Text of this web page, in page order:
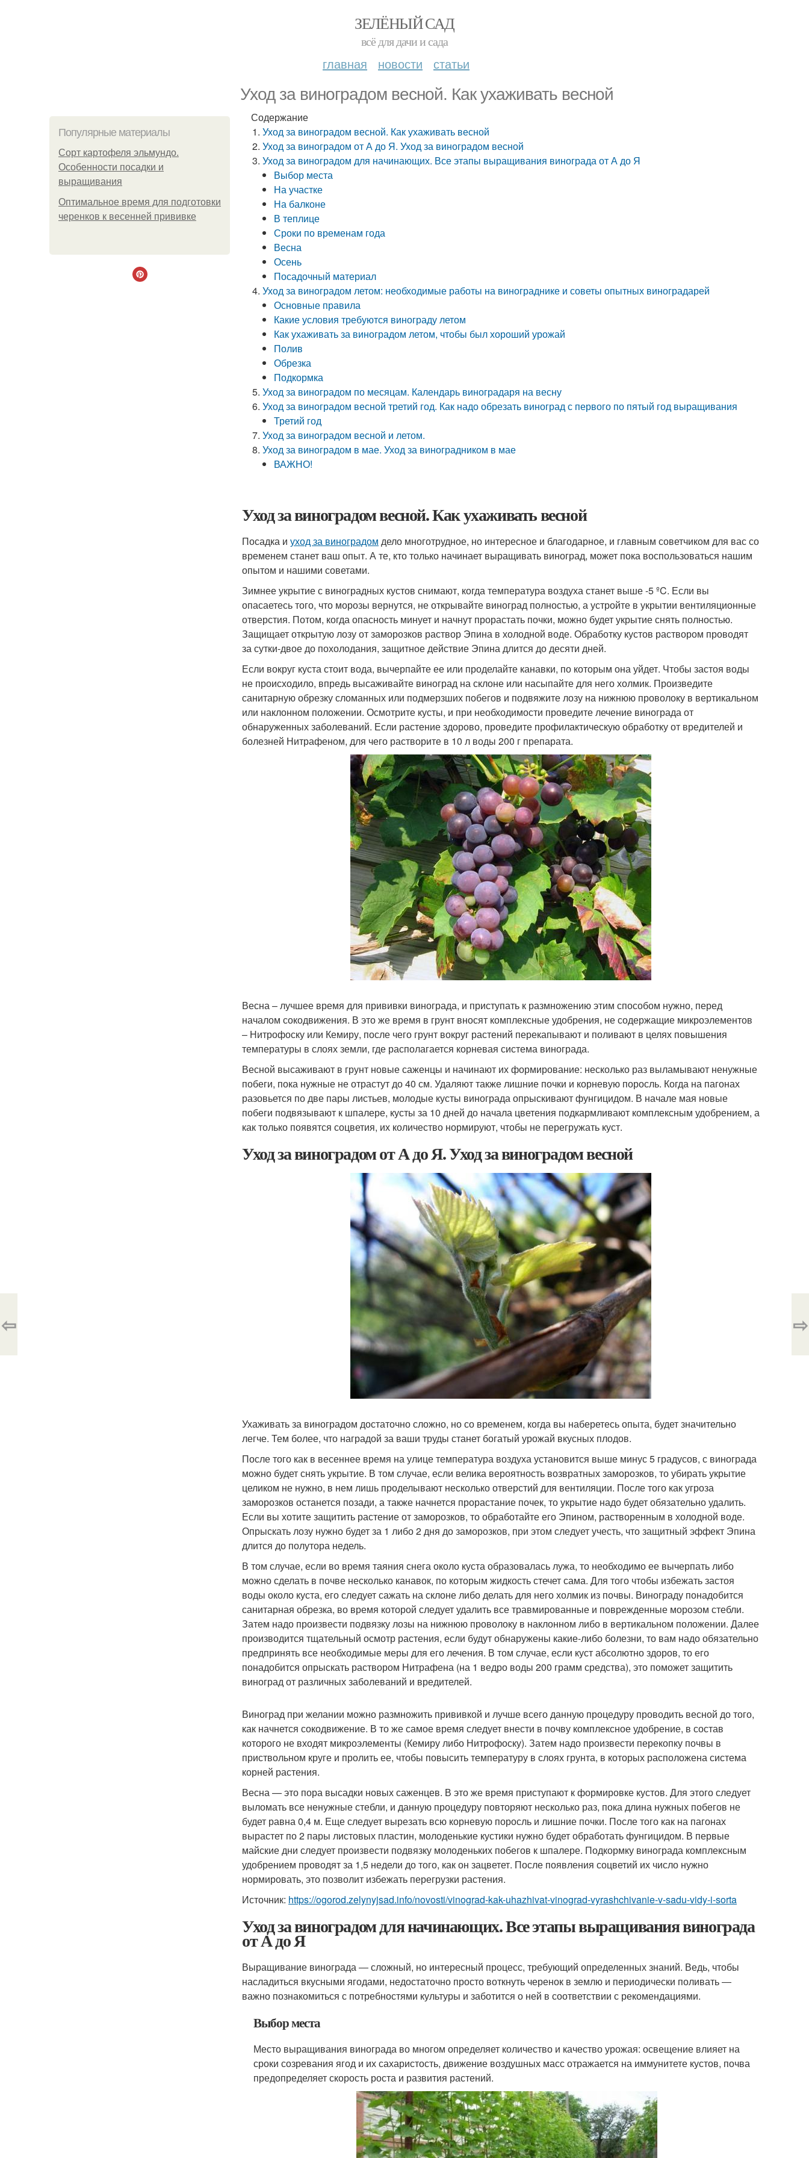
ЗЕЛЁНЫЙ САД
всё для дачи и сада
главная новости статьи
Уход за виноградом весной. Как ухаживать весной
Популярные материалы
Сорт картофеля эльмундо.
Особенности посадки и
выращивания
Оптимальное время для подготовки
черенков к весенней прививке
Содержание
Уход за виноградом весной. Как ухаживать весной
Уход за виноградом от А до Я. Уход за виноградом весной
Уход за виноградом для начинающих. Все этапы выращивания винограда от А до Я
Выбор места
На участке
На балконе
В теплице
Сроки по временам года
Весна
Осень
Посадочный материал
Уход за виноградом летом: необходимые работы на винограднике и советы опытных виноградарей
Основные правила
Какие условия требуются винограду летом
Как ухаживать за виноградом летом, чтобы был хороший урожай
Полив
Обрезка
Подкормка
Уход за виноградом по месяцам. Календарь виноградаря на весну
Уход за виноградом весной третий год. Как надо обрезать виноград с первого по пятый год выращивания
Третий год
Уход за виноградом весной и летом.
Уход за виноградом в мае. Уход за виноградником в мае
ВАЖНО!
Уход за виноградом весной. Как ухаживать весной
Посадка и уход за виноградом дело многотрудное, но интересное и благодарное, и главным советчиком для вас со
временем станет ваш опыт. А те, кто только начинает выращивать виноград, может пока воспользоваться нашим
опытом и нашими советами.
Зимнее укрытие с виноградных кустов снимают, когда температура воздуха станет выше -5 ºC. Если вы
опасаетесь того, что морозы вернутся, не открывайте виноград полностью, а устройте в укрытии вентиляционные
отверстия. Потом, когда опасность минует и начнут прорастать почки, можно будет укрытие снять полностью.
Защищает открытую лозу от заморозков раствор Эпина в холодной воде. Обработку кустов раствором проводят
за сутки-двое до похолодания, защитное действие Эпина длится до десяти дней.
Если вокруг куста стоит вода, вычерпайте ее или проделайте канавки, по которым она уйдет. Чтобы застоя воды
не происходило, впредь высаживайте виноград на склоне или насыпайте для него холмик. Произведите
санитарную обрезку сломанных или подмерзших побегов и подвяжите лозу на нижнюю проволоку в вертикальном
или наклонном положении. Осмотрите кусты, и при необходимости проведите лечение винограда от
обнаруженных заболеваний. Если растение здорово, проведите профилактическую обработку от вредителей и
болезней Нитрафеном, для чего растворите в 10 л воды 200 г препарата.
Весна – лучшее время для прививки винограда, и приступать к размножению этим способом нужно, перед
началом сокодвижения. В это же время в грунт вносят комплексные удобрения, не содержащие микроэлементов
– Нитрофоску или Кемиру, после чего грунт вокруг растений перекапывают и поливают в целях повышения
температуры в слоях земли, где располагается корневая система винограда.
Весной высаживают в грунт новые саженцы и начинают их формирование: несколько раз выламывают ненужные
побеги, пока нужные не отрастут до 40 см. Удаляют также лишние почки и корневую поросль. Когда на пагонах
разовьется по две пары листьев, молодые кусты винограда опрыскивают фунгицидом. В начале мая новые
побеги подвязывают к шпалере, кусты за 10 дней до начала цветения подкармливают комплексным удобрением, а
как только появятся соцветия, их количество нормируют, чтобы не перегружать куст.
Уход за виноградом от А до Я. Уход за виноградом весной
Ухаживать за виноградом достаточно сложно, но со временем, когда вы наберетесь опыта, будет значительно
легче. Тем более, что наградой за ваши труды станет богатый урожай вкусных плодов.
После того как в весеннее время на улице температура воздуха установится выше минус 5 градусов, с винограда
можно будет снять укрытие. В том случае, если велика вероятность возвратных заморозков, то убирать укрытие
целиком не нужно, в нем лишь проделывают несколько отверстий для вентиляции. После того как угроза
заморозков останется позади, а также начнется прорастание почек, то укрытие надо будет обязательно удалить.
Если вы хотите защитить растение от заморозков, то обработайте его Эпином, растворенным в холодной воде.
Опрыскать лозу нужно будет за 1 либо 2 дня до заморозков, при этом следует учесть, что защитный эффект Эпина
длится до полутора недель.
В том случае, если во время таяния снега около куста образовалась лужа, то необходимо ее вычерпать либо
можно сделать в почве несколько канавок, по которым жидкость стечет сама. Для того чтобы избежать застоя
воды около куста, его следует сажать на склоне либо делать для него холмик из почвы. Винограду понадобится
санитарная обрезка, во время которой следует удалить все травмированные и поврежденные морозом стебли.
Затем надо произвести подвязку лозы на нижнюю проволоку в наклонном либо в вертикальном положении. Далее
производится тщательный осмотр растения, если будут обнаружены какие-либо болезни, то вам надо обязательно
предпринять все необходимые меры для его лечения. В том случае, если куст абсолютно здоров, то его
понадобится опрыскать раствором Нитрафена (на 1 ведро воды 200 грамм средства), это поможет защитить
виноград от различных заболеваний и вредителей.
Виноград при желании можно размножить прививкой и лучше всего данную процедуру проводить весной до того,
как начнется сокодвижение. В то же самое время следует внести в почву комплексное удобрение, в состав
которого не входят микроэлементы (Кемиру либо Нитрофоску). Затем надо произвести перекопку почвы в
приствольном круге и пролить ее, чтобы повысить температуру в слоях грунта, в которых расположена система
корней растения.
Весна — это пора высадки новых саженцев. В это же время приступают к формировке кустов. Для этого следует
выломать все ненужные стебли, и данную процедуру повторяют несколько раз, пока длина нужных побегов не
будет равна 0,4 м. Еще следует вырезать всю корневую поросль и лишние почки. После того как на пагонах
вырастет по 2 пары листовых пластин, молоденькие кустики нужно будет обработать фунгицидом. В первые
майские дни следует произвести подвязку молоденьких побегов к шпалере. Подкормку винограда комплексным
удобрением проводят за 1,5 недели до того, как он зацветет. После появления соцветий их число нужно
нормировать, это позволит избежать перегрузки растения.
Источник: https://ogorod.zelynyjsad.info/novosti/vinograd-kak-uhazhivat-vinograd-vyrashchivanie-v-sadu-vidy-i-sorta
Уход за виноградом для начинающих. Все этапы выращивания винограда
от А до Я
Выращивание винограда ― сложный, но интересный процесс, требующий определенных знаний. Ведь, чтобы
насладиться вкусными ягодами, недостаточно просто воткнуть черенок в землю и периодически поливать ―
важно познакомиться с потребностями культуры и заботится о ней в соответствии с рекомендациями.
Выбор места
Место выращивания винограда во многом определяет количество и качество урожая: освещение влияет на
сроки созревания ягод и их сахаристость, движение воздушных масс отражается на иммунитете кустов, почва
предопределяет скорость роста и развития растений.
⇦ ⇨